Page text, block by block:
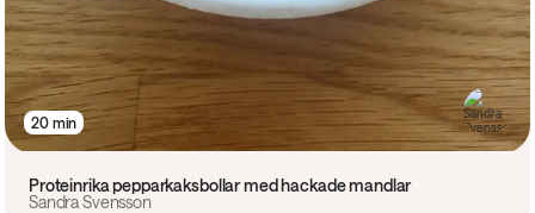
20 min
Proteinrika pepparkaksbollar med hackade mandlar
Sandra Svensson